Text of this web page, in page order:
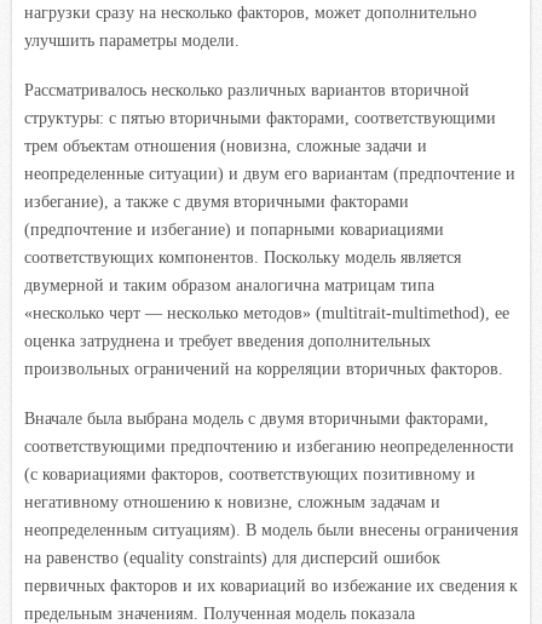
нагрузки сразу на несколько факторов, может дополнительно
улучшить параметры модели.
Рассматривалось несколько различных вариантов вторичной
структуры: с пятью вторичными факторами, соответствующими
трем объектам отношения (новизна, сложные задачи и
неопределенные ситуации) и двум его вариантам (предпочтение и
избегание), а также с двумя вторичными факторами
(предпочтение и избегание) и попарными ковариациями
соответствующих компонентов. Поскольку модель является
двумерной и таким образом аналогична матрицам типа
«несколько черт — несколько методов» (multitrait-multimethod), ее
оценка затруднена и требует введения дополнительных
произвольных ограничений на корреляции вторичных факторов.
Вначале была выбрана модель с двумя вторичными факторами,
соответствующими предпочтению и избеганию неопределенности
(с ковариациями факторов, соответствующих позитивному и
негативному отношению к новизне, сложным задачам и
неопределенным ситуациям). В модель были внесены ограничения
на равенство (equality constraints) для дисперсий ошибок
первичных факторов и их ковариаций во избежание их сведения к
предельным значениям. Полученная модель показала